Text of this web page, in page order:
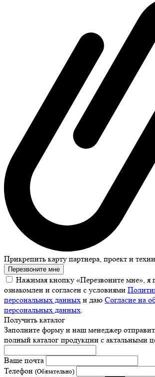
Прикрепить карту партнера, проект и
Перезвоните мне
Нажимая кнопку «Перезвоните мне», я
ознакомлен и согласен с условиями
персональных данных и даю Согласие на
персональных данных
Получить каталог
Заполните форму и наш менеджер
полный каталог продукции с актальными
Ваше почта
Телефон (Обязательно)